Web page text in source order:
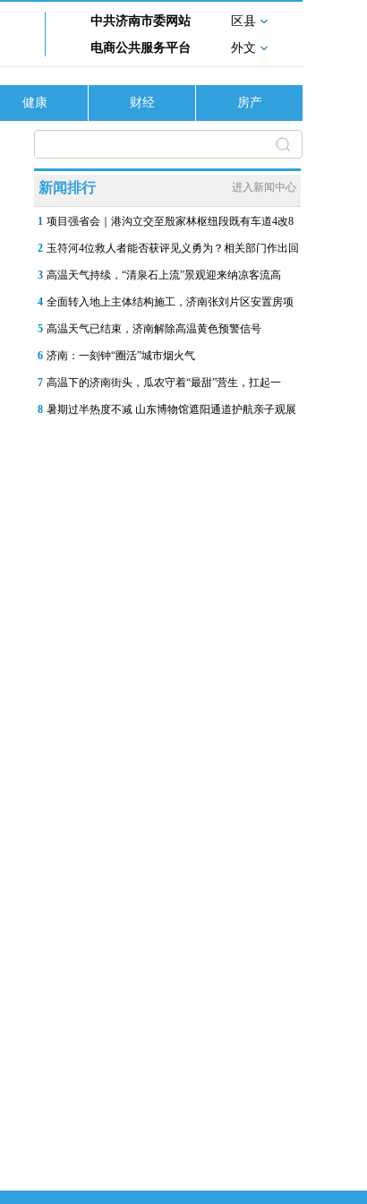
中共济南市委网站
区县
电商公共服务平台
外文
健康 财经 房产
新闻排行 进入新闻中心
1 项目强省会｜港沟立交至殷家林枢纽段既有车道4改8
2 玉符河4位救人者能否获评见义勇为？相关部门作出回
3 高温天气持续，“清泉石上流”景观迎来纳凉客流高
4 全面转入地上主体结构施工，济南张刘片区安置房项
5 高温天气已结束，济南解除高温黄色预警信号
6 济南：一刻钟“圈活”城市烟火气
7 高温下的济南街头，瓜农守着“最甜”营生，扛起一
8 暑期过半热度不减 山东博物馆遮阳通道护航亲子观展